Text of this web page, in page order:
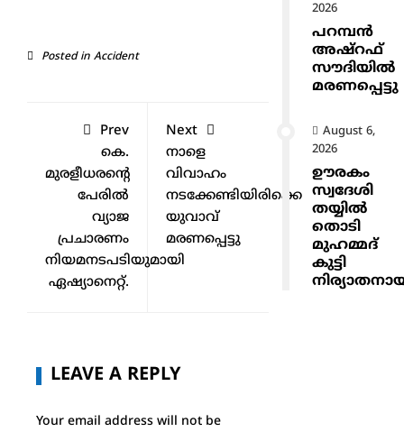
Posted in Accident
Prev
കെ.
മുരളീധരന്റെ
പേരിൽ
വ്യാജ
പ്രചാരണം
നിയമനടപടിയുമായി
ഏഷ്യാനെറ്റ്.
Next
നാളെ
വിവാഹം
നടക്കേണ്ടിയിരിക്കെ
യുവാവ്
മരണപ്പെട്ടു
LEAVE A REPLY
Your email address will not be
2026
പറമ്പൻ
അഷ്‌റഫ്
സൗദിയിൽ
മരണപ്പെട്ടു
August 6,
2026
ഊരകം
സ്വദേശി
തയ്യിൽ
തൊടി
മുഹമ്മദ്
കുട്ടി